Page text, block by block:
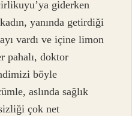
giderken
yanında getirdiği
vardı ve içine limon
pahalı, doktor
böyle
aslında sağlık
çok net